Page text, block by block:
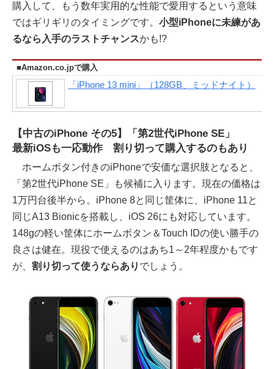
購入して、もう数年実用的な性能で愛用するという意味
ではギリギリのタイミングです。 小型iPhoneに未練があ
るなら入手のラストチャンスかも!?
■Amazon.co.jpで購入
「iPhone 13 mini」（128GB、ミッドナイト）
【中古のiPhone その5】「第2世代iPhone SE」
最新iOSも一応動作 割り切って購入するのもあり
ホームボタン付きのiPhoneで安価な選択肢となると、
「第2世代iPhone SE」も候補に入ります。現在の価格は
1万円台後半から。iPhone 8と同じ筐体に、iPhone 11と
同じA13 Bionicを搭載し、iOS 26にも対応しています。
148gの軽い筐体にホームボタン＆Touch IDの使い勝手の
良さは健在。現役で使えるのはあち1～2年程度かもです
が、 割り切って使うならあり でしょう。